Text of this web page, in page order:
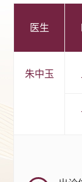
医生
朱中玉